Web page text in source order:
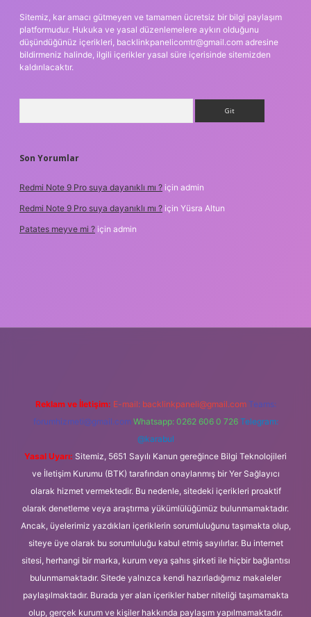
Sitemiz, kar amacı gütmeyen ve tamamen ücretsiz bir bilgi paylaşım
platformudur. Hukuka ve yasal düzenlemelere aykırı olduğunu
düşündüğünüz içerikleri, backlinkpanelicomtr@gmail.com adresine
bildirmeniz halinde, ilgili içerikler yasal süre içerisinde sitemizden
kaldırılacaktır.
Son Yorumlar
Redmi Note 9 Pro suya dayanıklı mı ? için admin
Redmi Note 9 Pro suya dayanıklı mı ? için Yüsra Altun
Patates meyve mi ? için admin
Reklam ve İletişim: E-mail: backlinkpaneli@gmail.com Teams:
forumhizmeti@gmail.com Whatsapp: 0262 606 0 726 Telegram:
@karabul
Yasal Uyarı: Sitemiz, 5651 Sayılı Kanun gereğince Bilgi Teknolojileri
ve İletişim Kurumu (BTK) tarafından onaylanmış bir Yer Sağlayıcı
olarak hizmet vermektedir. Bu nedenle, sitedeki içerikleri proaktif
olarak denetleme veya araştırma yükümlülüğümüz bulunmamaktadır.
Ancak, üyelerimiz yazdıkları içeriklerin sorumluluğunu taşımakta olup,
siteye üye olarak bu sorumluluğu kabul etmiş sayılırlar. Bu internet
sitesi, herhangi bir marka, kurum veya şahıs şirketi ile hiçbir bağlantısı
bulunmamaktadır. Sitede yalnızca kendi hazırladığımız makaleler
paylaşılmaktadır. Burada yer alan içerikler haber niteliği taşımamakta
olup, gerçek kurum ve kişiler hakkında paylaşım yapılmamaktadır.